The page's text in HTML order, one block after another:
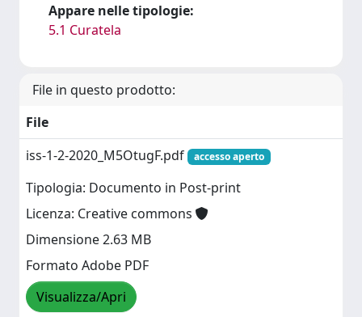
Appare nelle tipologie:
5.1 Curatela
File in questo prodotto:
File
iss-1-2-2020_M5OtugF.pdf
accesso aperto
Tipologia: Documento in Post-print
Licenza: Creative commons
Dimensione 2.63 MB
Formato Adobe PDF
Visualizza/Apri